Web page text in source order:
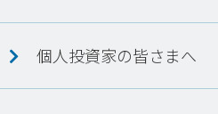
個人投資家の皆さまへ